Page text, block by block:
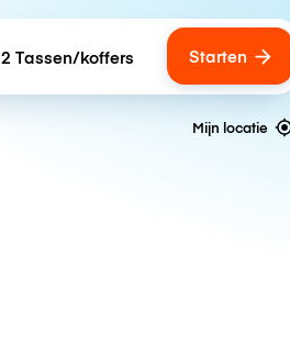
Number of bags
2 Tassen/koffers Starten
Mijn locatie